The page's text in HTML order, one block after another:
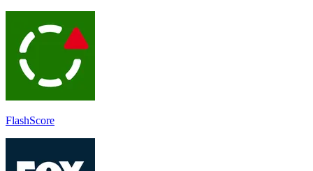
FlashScore